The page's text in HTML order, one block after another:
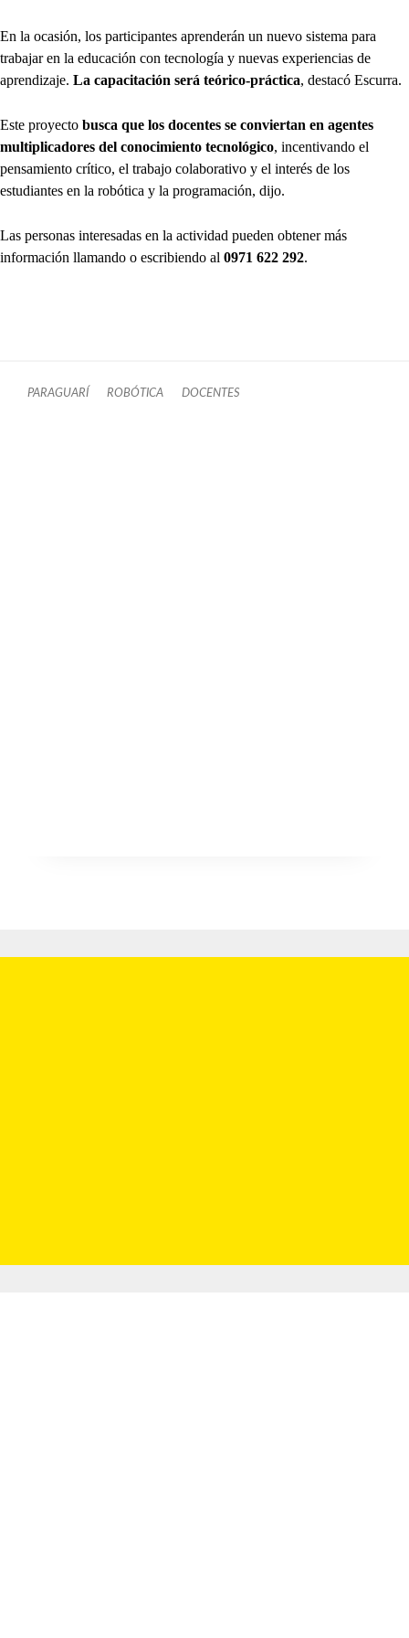
En la ocasión, los participantes aprenderán un nuevo sistema para
trabajar en la educación con tecnología y nuevas experiencias de
aprendizaje. La capacitación será teórico-práctica, destacó Escurra.
Este proyecto busca que los docentes se conviertan en agentes
multiplicadores del conocimiento tecnológico, incentivando el
pensamiento crítico, el trabajo colaborativo y el interés de los
estudiantes en la robótica y la programación, dijo.
Las personas interesadas en la actividad pueden obtener más
información llamando o escribiendo al 0971 622 292.
PARAGUARÍ ROBÓTICA DOCENTES